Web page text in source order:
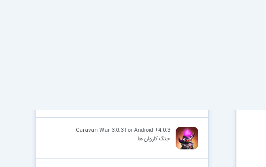
Caravan War 3.0.3 For Android +4.0.3
جنگ کاروان ها